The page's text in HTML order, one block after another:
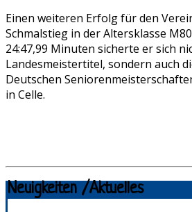
Einen weiteren Erfolg für den
Schmalstieg in der Altersklasse
24:47,99 Minuten sicherte er sich
Landesmeistertitel, sondern auch
Deutschen
in Celle.
Neuigkeiten /Aktuelles